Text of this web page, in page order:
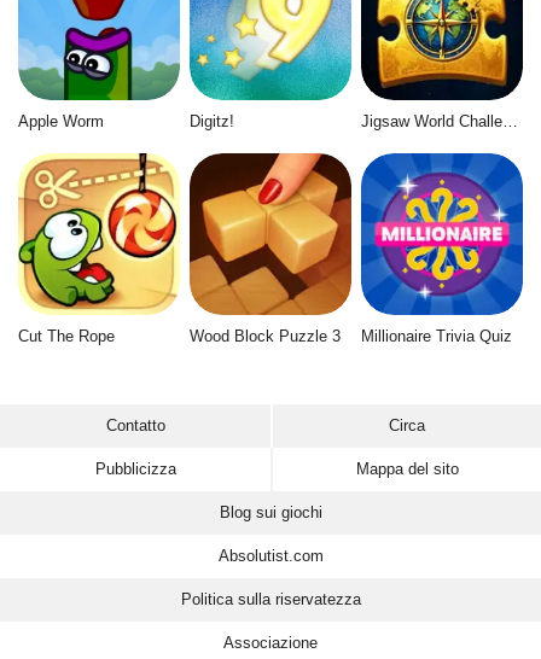
Apple Worm Digitz! Jigsaw World Challenge
Cut The Rope Wood Block Puzzle 3 Millionaire Trivia Quiz
Contatto Circa
Pubblicizza Mappa del sito
Blog sui giochi
Absolutist.com
Politica sulla riservatezza
Associazione